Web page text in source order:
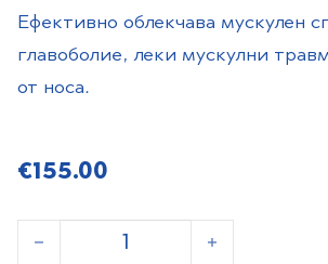
Eфективно облекчава мускулен
главоболие, леки мускулни
от носа.
€155.00
количество за 1 кaшон с